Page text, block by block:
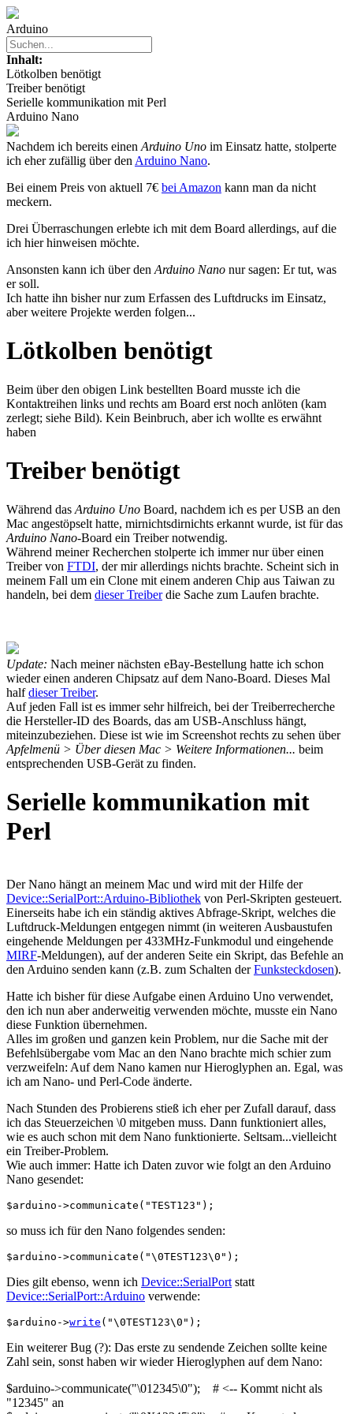
Arduino
Inhalt:
Lötkolben benötigt
Treiber benötigt
Serielle kommunikation mit Perl
Arduino Nano
Nachdem ich bereits einen Arduino Uno im Einsatz hatte, stolperte
ich eher zufällig über den Arduino Nano.
Bei einem Preis von aktuell 7€ bei Amazon kann man da nicht
meckern.
Drei Überraschungen erlebte ich mit dem Board allerdings, auf die
ich hier hinweisen möchte.
Ansonsten kann ich über den Arduino Nano nur sagen: Er tut, was
er soll.
Ich hatte ihn bisher nur zum Erfassen des Luftdrucks im Einsatz,
aber weitere Projekte werden folgen...
Lötkolben benötigt
Beim über den obigen Link bestellten Board musste ich die
Kontaktreihen links und rechts am Board erst noch anlöten (kam
zerlegt; siehe Bild). Kein Beinbruch, aber ich wollte es erwähnt
haben
Treiber benötigt
Während das Arduino Uno Board, nachdem ich es per USB an den
Mac angestöpselt hatte, mirnichtsdirnichts erkannt wurde, ist für das
Arduino Nano-Board ein Treiber notwendig.
Während meiner Recherchen stolperte ich immer nur über einen
Treiber von FTDI, der mir allerdings nichts brachte. Scheint sich in
meinem Fall um ein Clone mit einem anderen Chip aus Taiwan zu
handeln, bei dem dieser Treiberdie Sache zum Laufen brachte.
Update: Nach meiner nächsten eBay-Bestellung hatte ich schon
wieder einen anderen Chipsatz auf dem Nano-Board. Dieses Mal
halfdieser Treiber.
Auf jeden Fall ist es immer sehr hilfreich, bei der Treiberrecherche
die Hersteller-ID des Boards, das am USB-Anschluss hängt,
miteinzubeziehen. Diese ist wie im Screenshot rechts zu sehen über
Apfelmenü > Über diesen Mac > Weitere Informationen... beim
entsprechenden USB-Gerät zu finden.
Serielle kommunikation mit
Perl
Der Nano hängt an meinem Mac und wird mit der Hilfe der
Device::SerialPort::Arduino-Bibliothek von Perl-Skripten gesteuert.
Einerseits habe ich ein ständig aktives Abfrage-Skript, welches die
Luftdruck-Meldungen entgegen nimmt (in weiteren Ausbaustufen
eingehende Meldungen per 433MHz-Funkmodul und eingehende
MIRF-Meldungen), auf der anderen Seite ein Skript, das Befehle an
den Arduino senden kann (z.B. zum Schalten derFunksteckdosen).
Hatte ich bisher für diese Aufgabe einen Arduino Uno verwendet,
den ich nun aber anderweitig verwenden möchte, musste ein Nano
diese Funktion übernehmen.
Alles im großen und ganzen kein Problem, nur die Sache mit der
Befehlsübergabe vom Mac an den Nano brachte mich schier zum
verzweifeln: Auf dem Nano kamen nur Hieroglyphen an. Egal, was
ich am Nano- und Perl-Code änderte.
Nach Stunden des Probierens stieß ich eher per Zufall darauf, dass
ich das Steuerzeichen \0 mitgeben muss. Dann funktioniert alles,
wie es auch schon mit dem Nano funktionierte. Seltsam...vielleicht
ein Treiber-Problem.
Wie auch immer: Hatte ich Daten zuvor wie folgt an den Arduino
Nano gesendet:
$arduino ->communicate ( "TEST123" ) ;
so muss ich für den Nano folgendes senden:
$arduino ->communicate ( "\0TEST123\0 " ) ;
Dies gilt ebenso, wenn ich Device::SerialPort statt
Device::SerialPort::Arduino verwende:
$arduino ->write ( "\0TEST123\0 " ) ;
Ein weiterer Bug (?): Das erste zu sendende Zeichen sollte keine
Zahl sein, sonst haben wir wieder Hieroglyphen auf dem Nano:
$arduino->communicate("\012345\0");
# <-- Kommt nicht als
"12345" an